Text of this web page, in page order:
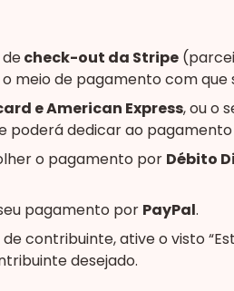
check-out da Stripe
meio de pagamento com
e American Express, ou o
poderá dedicar ao pagamento
o pagamento por Débito
pagamento por PayPal.
contribuinte, ative o visto
desejado.